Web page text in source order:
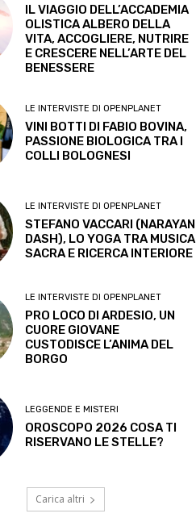
IL VIAGGIO DELL’ACCADEMIA
OLISTICA ALBERO DELLA
VITA, ACCOGLIERE, NUTRIRE
E CRESCERE NELL’ARTE DEL
BENESSERE
LE INTERVISTE DI OPENPLANET
VINI BOTTI DI FABIO BOVINA,
PASSIONE BIOLOGICA TRA I
COLLI BOLOGNESI
LE INTERVISTE DI OPENPLANET
STEFANO VACCARI (NARAYAN
DASH), LO YOGA TRA MUSICA
SACRA E RICERCA INTERIORE
LE INTERVISTE DI OPENPLANET
PRO LOCO DI ARDESIO, UN
CUORE GIOVANE
CUSTODISCE L’ANIMA DEL
BORGO
LEGGENDE E MISTERI
OROSCOPO 2026 COSA TI
RISERVANO LE STELLE?
Carica altri